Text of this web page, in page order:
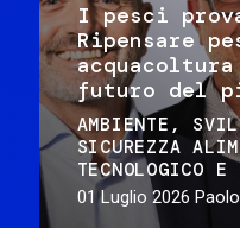
I pesci
Ripensare
futuro del
AMBIENTE
SICUREZZA
TECNOLOGICO E
01 Luglio 2026